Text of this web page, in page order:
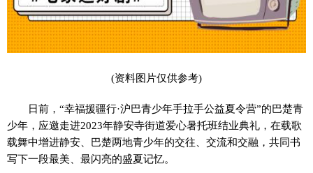
(资料图片仅供参考)
日前，“幸福援疆行·沪巴青少年手拉手公益夏令营”的巴楚青
少年，应邀走进2023年静安寺街道爱心暑托班结业典礼，在载歌
载舞中增进静安、巴楚两地青少年的交往、交流和交融，共同书
写下一段最美、最闪亮的盛夏记忆。